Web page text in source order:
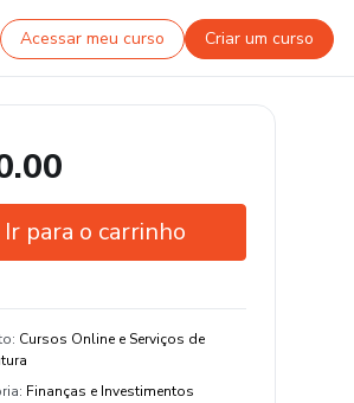
Acessar meu curso Criar um curso
Ir para o carrinho
Certificado de conclusão
do seu jeito e em qualquer
: Cursos Online e Serviços de
: Finanças e Investimentos